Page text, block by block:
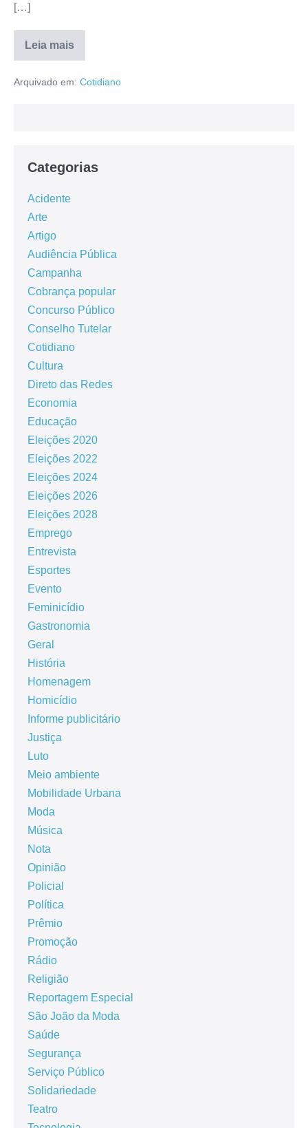
[…]
Leia mais
Arquivado em: Cotidiano
Categorias
Acidente
Arte
Artigo
Audiência Pública
Campanha
Cobrança popular
Concurso Público
Conselho Tutelar
Cotidiano
Cultura
Direto das Redes
Economia
Educação
Eleições 2020
Eleições 2022
Eleições 2024
Eleições 2026
Eleições 2028
Emprego
Entrevista
Esportes
Evento
Feminicídio
Gastronomia
Geral
História
Homenagem
Homicídio
Informe publicitário
Justiça
Luto
Meio ambiente
Mobilidade Urbana
Moda
Música
Nota
Opinião
Policial
Política
Prêmio
Promoção
Rádio
Religião
Reportagem Especial
São João da Moda
Saúde
Segurança
Serviço Público
Solidariedade
Teatro